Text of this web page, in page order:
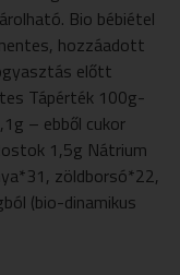
Bio bébiétel
hozzáadott
előtt
Tápérték 100g-
– ebből cukor
1,5g Nátrium
zöldborsó*22,
(bio-dinamikus